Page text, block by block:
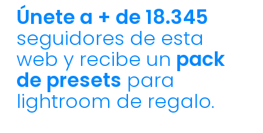
Únete a + de 18.345
seguidores de esta
web y recibe un pack
de presets para
lightroom de regalo.